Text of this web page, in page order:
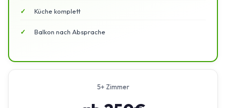
Küche komplett
Balkon nach Absprache
5+ Zimmer